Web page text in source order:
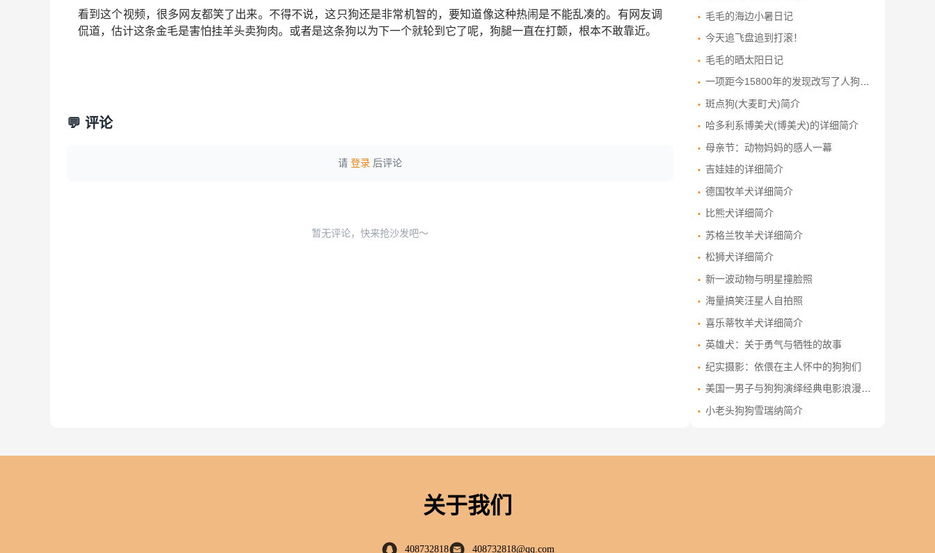
看到这个视频，很多网友都笑了出来。不得不说，这只狗还是非常机智的，要知道像这种热闹是不能乱凑的。有网友调
侃道，估计这条金毛是害怕挂羊头卖狗肉。或者是这条狗以为下一个就轮到它了呢，狗腿一直在打颤，根本不敢靠近。
💬 评论
请 登录 后评论
暂无评论，快来抢沙发吧～
毛毛的海边小暑日记
今天追飞盘追到打滚！
毛毛的晒太阳日记
一项距今15800年的发现改写了人狗友谊的历史
斑点狗(大麦町犬)简介
哈多利系博美犬(博美犬)的详细简介
母亲节：动物妈妈的感人一幕
吉娃娃的详细简介
德国牧羊犬详细简介
比熊犬详细简介
苏格兰牧羊犬详细简介
松狮犬详细简介
新一波动物与明星撞脸照
海量搞笑汪星人自拍照
喜乐蒂牧羊犬详细简介
英雄犬：关于勇气与牺牲的故事
纪实摄影：依偎在主人怀中的狗狗们
美国一男子与狗狗演绎经典电影浪漫场景
小老头狗狗雪瑞纳简介
关于我们
408732818 408732818@qq.com